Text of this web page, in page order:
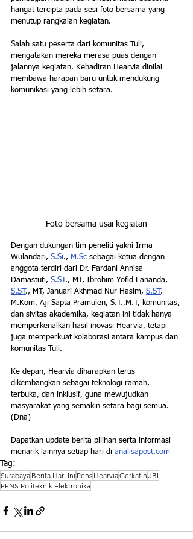
hangat tercipta pada sesi foto bersama yang
menutup rangkaian kegiatan.
Salah satu peserta dari komunitas Tuli,
mengatakan mereka merasa puas dengan
jalannya kegiatan. Kehadiran Hearvia dinilai
membawa harapan baru untuk mendukung
komunikasi yang lebih setara.
Foto bersama usai kegiatan
Dengan dukungan tim peneliti yakni Irma
Wulandari, S.Si., M.Sc sebagai ketua dengan
anggota terdiri dari Dr. Fardani Annisa
Damastuti, S.ST., MT, Ibrohim Yofid Fananda,
S.ST., MT, Januari Akhmad Nur Hasim, S.ST.
M.Kom, Aji Sapta Pramulen, S.T.,M.T, komunitas,
dan sivitas akademika, kegiatan ini tidak hanya
memperkenalkan hasil inovasi Hearvia, tetapi
juga memperkuat kolaborasi antara kampus dan
komunitas Tuli.
Ke depan, Hearvia diharapkan terus
dikembangkan sebagai teknologi ramah,
terbuka, dan inklusif, guna mewujudkan
masyarakat yang semakin setara bagi semua.
(Dna)
Dapatkan update berita pilihan serta informasi
menarik lainnya setiap hari di analisapost.com
Tag:
Surabaya Berita Hari Ini Pens HearviaGerkatin JBI
PENS Politeknik Elektronika